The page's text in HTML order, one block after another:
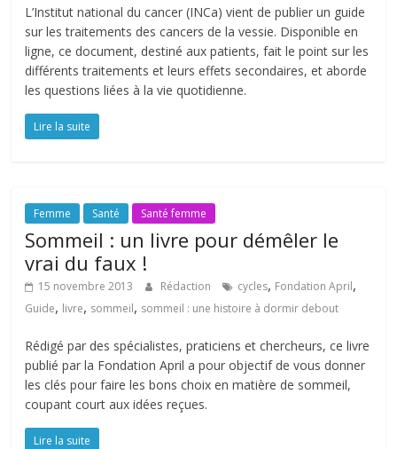
L’Institut national du cancer (INCa) vient de publier un guide
sur les traitements des cancers de la vessie. Disponible en
ligne, ce document, destiné aux patients, fait le point sur les
différents traitements et leurs effets secondaires, et aborde
les questions liées à la vie quotidienne.
Lire la suite
Femme Santé Santé femme
Sommeil : un livre pour démêler le
vrai du faux !
15 novembre 2013 Rédaction cycles, Fondation April,
Guide, livre, sommeil, sommeil : une histoire à dormir debout
Rédigé par des spécialistes, praticiens et chercheurs, ce livre
publié par la Fondation April a pour objectif de vous donner
les clés pour faire les bons choix en matière de sommeil,
coupant court aux idées reçues.
Lire la suite